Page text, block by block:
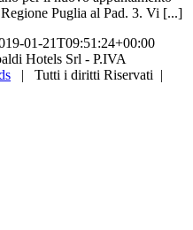
Puglia al Pad. 3. Vi [...]
01-21T09:51:24+00:00
Hotels Srl - P.IVA
| Tutti i diritti Riservati |